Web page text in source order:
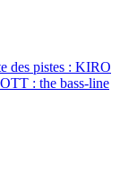
des pistes : KIRO
: the bass-line